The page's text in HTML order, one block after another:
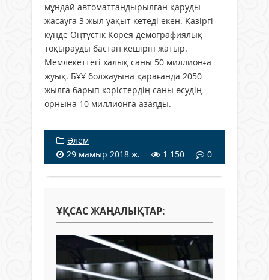
мұндай автоматтандырылған қаруды
жасауға 3 жыл уақыт кетеді екен. Қазіргі
күнде Оңтүстік Корея демографиялық
тоқырауды бастан кешіріп жатыр.
Мемлекеттегі халық саны 50 миллионға
жуық. БҰҰ болжауына қарағанда 2050
жылға барып кәрістердің саны өсудің
орнына 10 миллионға азаяды.
Әлем
29 мамыр 2018 ж.
1 150 0
ҰҚСАС ЖАҢАЛЫҚТАР: